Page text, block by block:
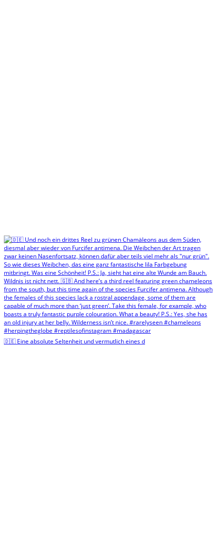
🇩🇪 Eine absolute Seltenheit und vermutlich eines d